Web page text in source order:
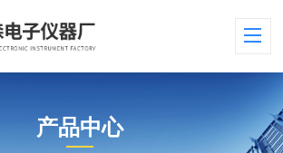
产品中心